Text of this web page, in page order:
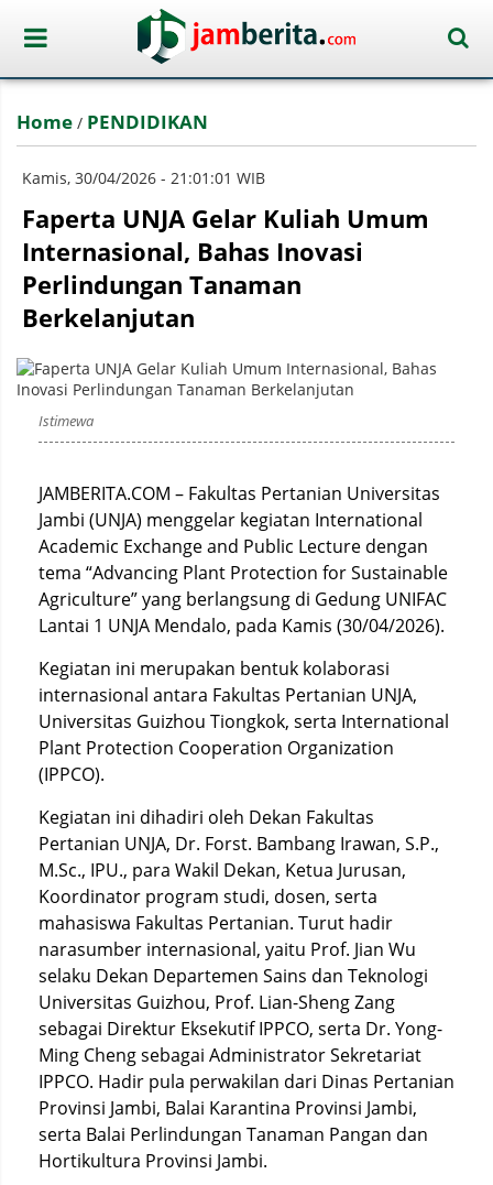
Home / PENDIDIKAN
Kamis, 30/04/2026 - 21:01:01 WIB
Faperta UNJA Gelar Kuliah Umum
Internasional, Bahas Inovasi
Perlindungan Tanaman
Berkelanjutan
Istimewa
JAMBERITA.COM – Fakultas Pertanian Universitas
Jambi (UNJA) menggelar kegiatan International
Academic Exchange and Public Lecture dengan
tema “Advancing Plant Protection for Sustainable
Agriculture” yang berlangsung di Gedung UNIFAC
Lantai 1 UNJA Mendalo, pada Kamis (30/04/2026).
Kegiatan ini merupakan bentuk kolaborasi
internasional antara Fakultas Pertanian UNJA,
Universitas Guizhou Tiongkok, serta International
Plant Protection Cooperation Organization
(IPPCO).
Kegiatan ini dihadiri oleh Dekan Fakultas
Pertanian UNJA, Dr. Forst. Bambang Irawan, S.P.,
M.Sc., IPU., para Wakil Dekan, Ketua Jurusan,
Koordinator program studi, dosen, serta
mahasiswa Fakultas Pertanian. Turut hadir
narasumber internasional, yaitu Prof. Jian Wu
selaku Dekan Departemen Sains dan Teknologi
Universitas Guizhou, Prof. Lian-Sheng Zang
sebagai Direktur Eksekutif IPPCO, serta Dr. Yong-
Ming Cheng sebagai Administrator Sekretariat
IPPCO. Hadir pula perwakilan dari Dinas Pertanian
Provinsi Jambi, Balai Karantina Provinsi Jambi,
serta Balai Perlindungan Tanaman Pangan dan
Hortikultura Provinsi Jambi.